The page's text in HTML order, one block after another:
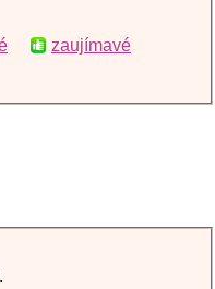
zaujímavé